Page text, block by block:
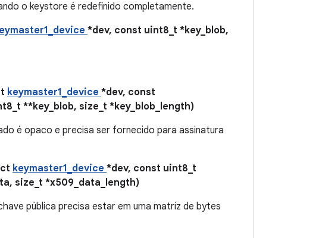
o keystore é redefinido completamente.
*dev, const uint8_t *key_blob,
keymaster1_device *dev, const
**key_blob, size_t *key_blob_length)
é opaco e precisa ser fornecido para assinatura
keymaster1_device *dev, const uint8_t
size_t *x509_data_length)
pública precisa estar em uma matriz de bytes